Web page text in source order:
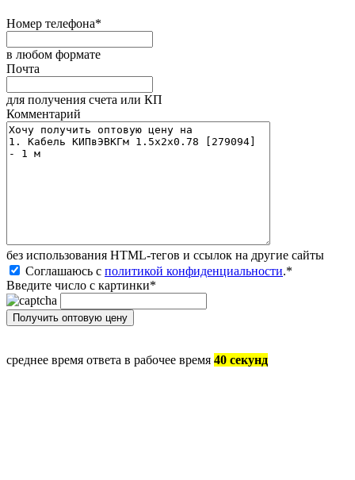
Номер телефона*
в любом формате
Почта
для получения счета или КП
Комментарий
без иcпользования HTML-тегов и ссылок на другие сайты
Соглашаюсь с политикой конфиденциальности.*
Введите число с картинки*
среднее время ответа в рабочее время 40 секунд